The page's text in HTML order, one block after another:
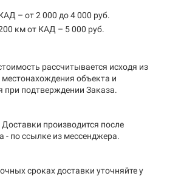
– от 2 000 до 4 000 руб.
км от КАД – 5 000 руб.
рассчитывается исходя из
объекта и
при подтверждении Заказа.
производится после
- по ссылке из мессенджера.
сроках доставки уточняйте у